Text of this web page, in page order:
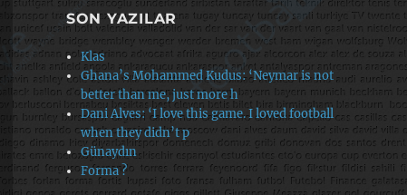
SON YAZILAR
Klas
Ghana’s Mohammed Kudus: ‘Neymar is not
better than me, just more h
Dani Alves: ‘I love this game. I loved football
when they didn’t p
Günaydın
Forma ?